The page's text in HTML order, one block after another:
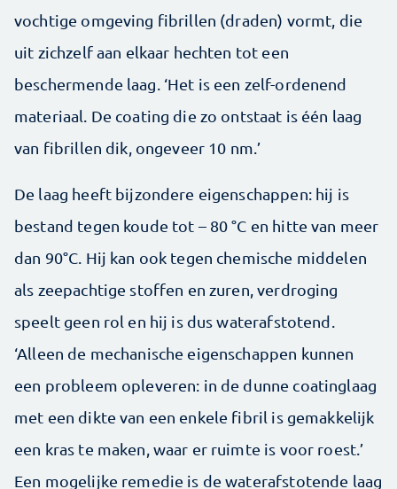
vochtige omgeving fibrillen (draden) vormt, die
uit zichzelf aan elkaar hechten tot een
beschermende laag. ‘Het is een zelf-ordenend
materiaal. De coating die zo ontstaat is één laag
van fibrillen dik, ongeveer 10 nm.’
De laag heeft bijzondere eigenschappen: hij is
bestand tegen koude tot – 80 °C en hitte van meer
dan 90°C. Hij kan ook tegen chemische middelen
als zeepachtige stoffen en zuren, verdroging
speelt geen rol en hij is dus waterafstotend.
‘Alleen de mechanische eigenschappen kunnen
een probleem opleveren: in de dunne coatinglaag
met een dikte van een enkele fibril is gemakkelijk
een kras te maken, waar er ruimte is voor roest.’
Een mogelijke remedie is de waterafstotende laag